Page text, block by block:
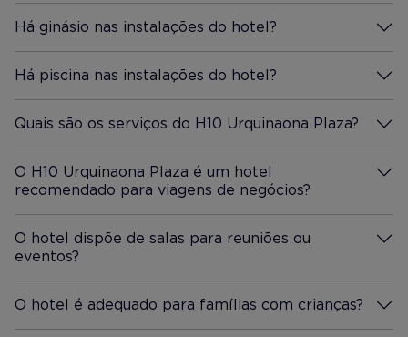
Há ginásio nas instalações do hotel?
Mais Informação
Há piscina nas instalações do hotel?
Mais Informação
Quais são os serviços do H10 Urquinaona Plaza?
Mais Informação
O H10 Urquinaona Plaza é um hotel
recomendado para viagens de negócios?
Mais Informação
O hotel dispõe de salas para reuniões ou
eventos?
Mais Informação
O hotel é adequado para famílias com crianças?
Mais Informação